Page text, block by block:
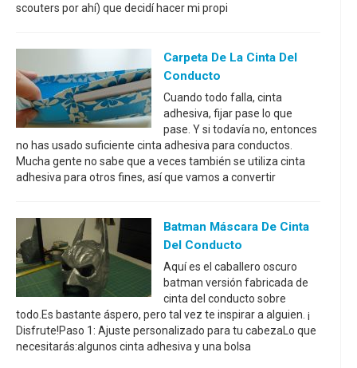
scouters por ahí) que decidí hacer mi propi
Carpeta De La Cinta Del
Conducto
Cuando todo falla, cinta
adhesiva, fijar pase lo que
pase. Y si todavía no, entonces
no has usado suficiente cinta adhesiva para conductos.
Mucha gente no sabe que a veces también se utiliza cinta
adhesiva para otros fines, así que vamos a convertir
Batman Máscara De Cinta
Del Conducto
Aquí es el caballero oscuro
batman versión fabricada de
cinta del conducto sobre
todo.Es bastante áspero, pero tal vez te inspirar a alguien. ¡
Disfrute!Paso 1: Ajuste personalizado para tu cabezaLo que
necesitarás:algunos cinta adhesiva y una bolsa